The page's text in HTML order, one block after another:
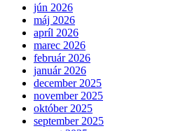
jún 2026
máj 2026
apríl 2026
marec 2026
február 2026
január 2026
december 2025
november 2025
október 2025
september 2025